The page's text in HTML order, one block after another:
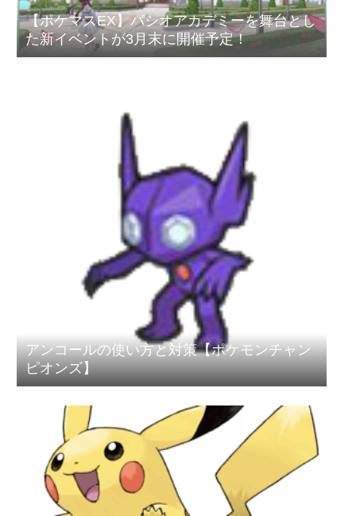
【ポケマスEX】パシオアカデミーを舞台とし
た新イベントが3月末に開催予定！
アンコールの使い方と対策【ポケモンチャン
ピオンズ】